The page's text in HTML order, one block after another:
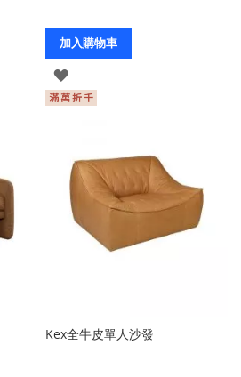
加入購物車
登
入
Kex全牛皮單人沙發